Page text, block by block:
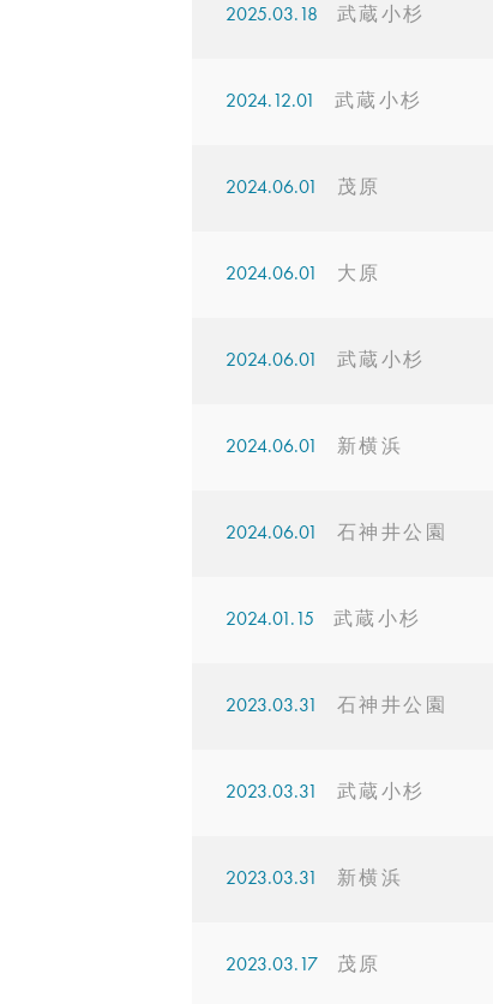
2025.03.18
2024.12.01
2024.06.01
2024.06.01
2024.06.01
2024.06.01
2024.06.01
2024.01.15
2023.03.31
2023.03.31
2023.03.31
2023.03.17